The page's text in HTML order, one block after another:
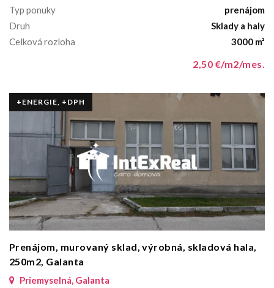
Typ ponuky
prenájom
Druh
Sklady a haly
Celková rozloha
3000 m²
2,50 €/m2/mes.
+ENERGIE, +DPH
Prenájom, murovaný sklad, výrobná, skladová hala,
250m2, Galanta
Priemyselná, Galanta